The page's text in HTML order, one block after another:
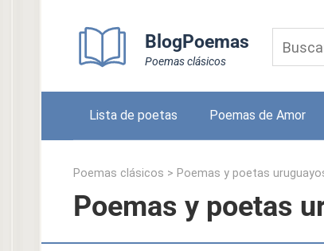
BlogPoemas
Poemas clásicos
Lista de poetas Poemas de Amor
Poemas clásicos > Poemas y poetas
Poemas y poetas